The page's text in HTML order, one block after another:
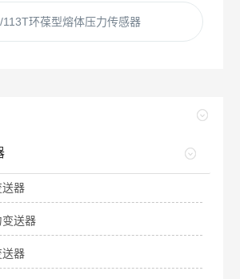
环葆型熔体压力传感器
送器
送器
送器